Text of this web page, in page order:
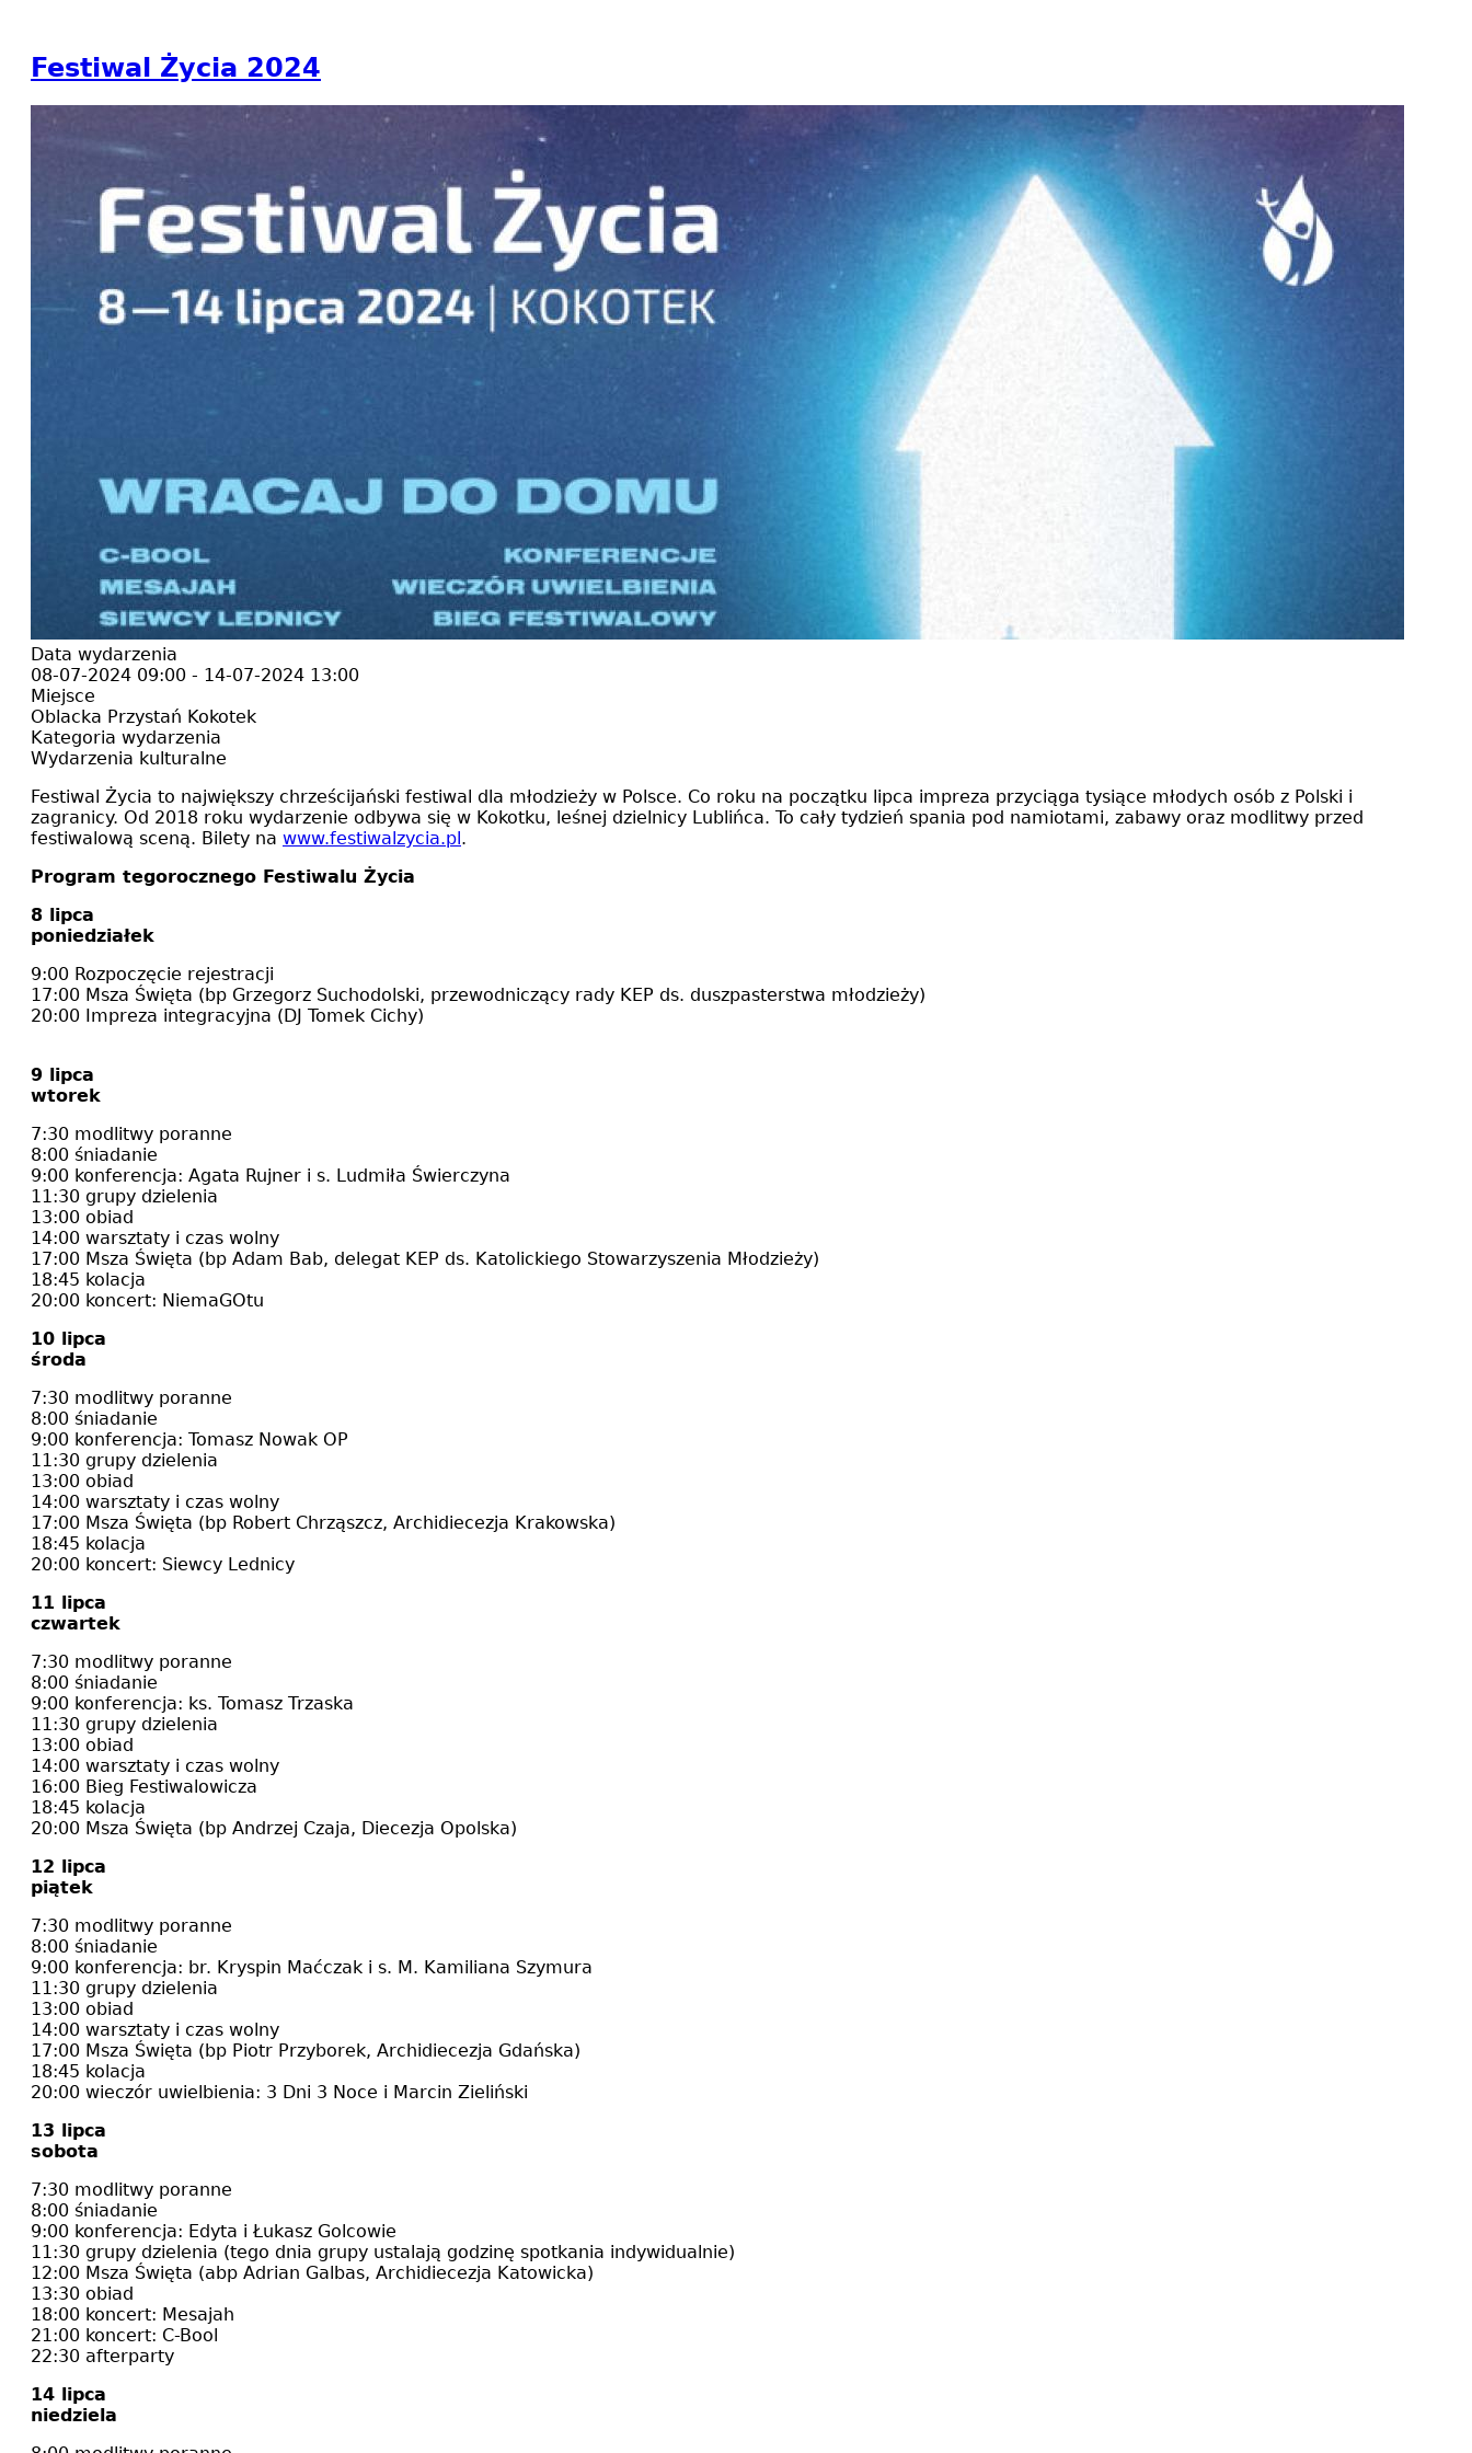
Festiwal Życia 2024
Data wydarzenia
08-07-2024 09:00 - 14-07-2024 13:00
Miejsce
Oblacka Przystań Kokotek
Kategoria wydarzenia
Wydarzenia kulturalne
Festiwal Życia to największy chrześcijański festiwal dla młodzieży w Polsce. Co roku na początku lipca impreza przyciąga tysiące młodych osób z Polski i
zagranicy. Od 2018 roku wydarzenie odbywa się w Kokotku, leśnej dzielnicy Lublińca. To cały tydzień spania pod namiotami, zabawy oraz modlitwy przed
festiwalową sceną. Bilety na www.festiwalzycia.pl.
Program tegorocznego Festiwalu Życia
8 lipca
poniedziałek
9:00 Rozpoczęcie rejestracji
17:00 Msza Święta (bp Grzegorz Suchodolski, przewodniczący rady KEP ds. duszpasterstwa młodzieży)
20:00 Impreza integracyjna (DJ Tomek Cichy)
9 lipca
wtorek
7:30 modlitwy poranne
8:00 śniadanie
9:00 konferencja: Agata Rujner i s. Ludmiła Świerczyna
11:30 grupy dzielenia
13:00 obiad
14:00 warsztaty i czas wolny
17:00 Msza Święta (bp Adam Bab, delegat KEP ds. Katolickiego Stowarzyszenia Młodzieży)
18:45 kolacja
20:00 koncert: NiemaGOtu
10 lipca
środa
7:30 modlitwy poranne
8:00 śniadanie
9:00 konferencja: Tomasz Nowak OP
11:30 grupy dzielenia
13:00 obiad
14:00 warsztaty i czas wolny
17:00 Msza Święta (bp Robert Chrząszcz, Archidiecezja Krakowska)
18:45 kolacja
20:00 koncert: Siewcy Lednicy
11 lipca
czwartek
7:30 modlitwy poranne
8:00 śniadanie
9:00 konferencja: ks. Tomasz Trzaska
11:30 grupy dzielenia
13:00 obiad
14:00 warsztaty i czas wolny
16:00 Bieg Festiwalowicza
18:45 kolacja
20:00 Msza Święta (bp Andrzej Czaja, Diecezja Opolska)
12 lipca
piątek
7:30 modlitwy poranne
8:00 śniadanie
9:00 konferencja: br. Kryspin Maćczak i s. M. Kamiliana Szymura
11:30 grupy dzielenia
13:00 obiad
14:00 warsztaty i czas wolny
17:00 Msza Święta (bp Piotr Przyborek, Archidiecezja Gdańska)
18:45 kolacja
20:00 wieczór uwielbienia: 3 Dni 3 Noce i Marcin Zieliński
13 lipca
sobota
7:30 modlitwy poranne
8:00 śniadanie
9:00 konferencja: Edyta i Łukasz Golcowie
11:30 grupy dzielenia (tego dnia grupy ustalają godzinę spotkania indywidualnie)
12:00 Msza Święta (abp Adrian Galbas, Archidiecezja Katowicka)
13:30 obiad
18:00 koncert: Mesajah
21:00 koncert: C-Bool
22:30 afterparty
14 lipca
niedziela